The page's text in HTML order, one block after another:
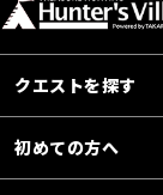
クエストを探す
初めての方へ